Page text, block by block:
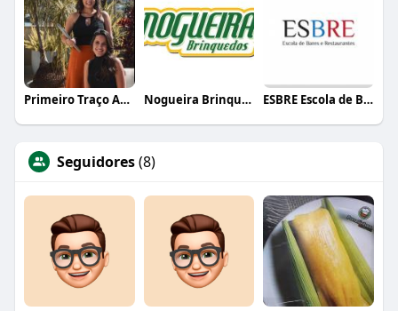
Primeiro Traço Arquitetura Nogueira Brinquedos ESBRE Escola de Bares e Restaurantes
Seguidores(8)